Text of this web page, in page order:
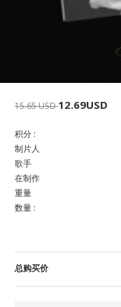
15.65 USD12.69USD
积分 :
制片人
歌手
在制作
重量
数量 :
总购买价